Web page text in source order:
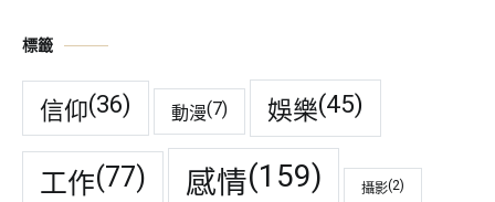
標籤
信仰(36) 動漫(7) 娛樂(45)
工作(77) 感情(159) 攝影(2)